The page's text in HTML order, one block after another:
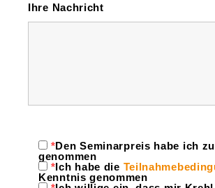
Ihre Nachricht
*Den Seminarpreis habe ich
genommen
*Ich habe die
Kenntnis genommen